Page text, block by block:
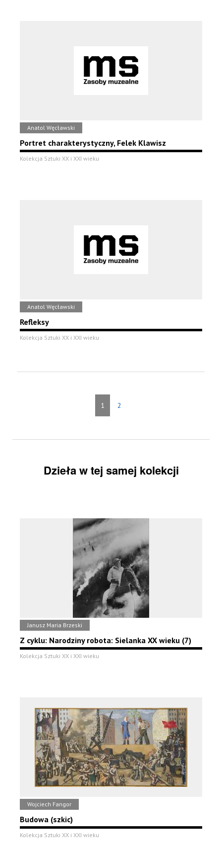
Anatol Węcławski
Portret charakterystyczny, Felek Klawisz
Kolekcja Sztuki XX i XXI wieku
Anatol Węcławski
Refleksy
Kolekcja Sztuki XX i XXI wieku
1 2
Dzieła w tej samej kolekcji
Janusz Maria Brzeski
Z cyklu: Narodziny robota: Sielanka XX wieku (7)
Kolekcja Sztuki XX i XXI wieku
Wojciech Fangor
Budowa (szkic)
Kolekcja Sztuki XX i XXI wieku